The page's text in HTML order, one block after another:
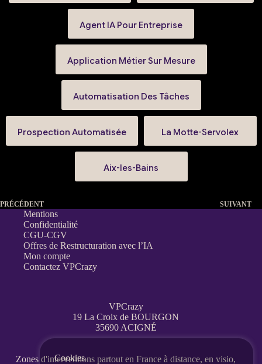
Agent IA Pour Entreprise
Application Métier Sur Mesure
Automatisation Des Tâches
Prospection Automatisée La Motte-Servolex
Aix-les-Bains
PRÉCÉDENT SUIVANT
Mentions
Confidentialité
CGU-CGV
Offres de Restructuration avec l’IA
Mon compte
Contactez VPCrazy
VPCrazy
19 La Croix de BOURGON
35690 ACIGNÉ
Zones d'interventions partout en France à distance, en visio,
Cookies